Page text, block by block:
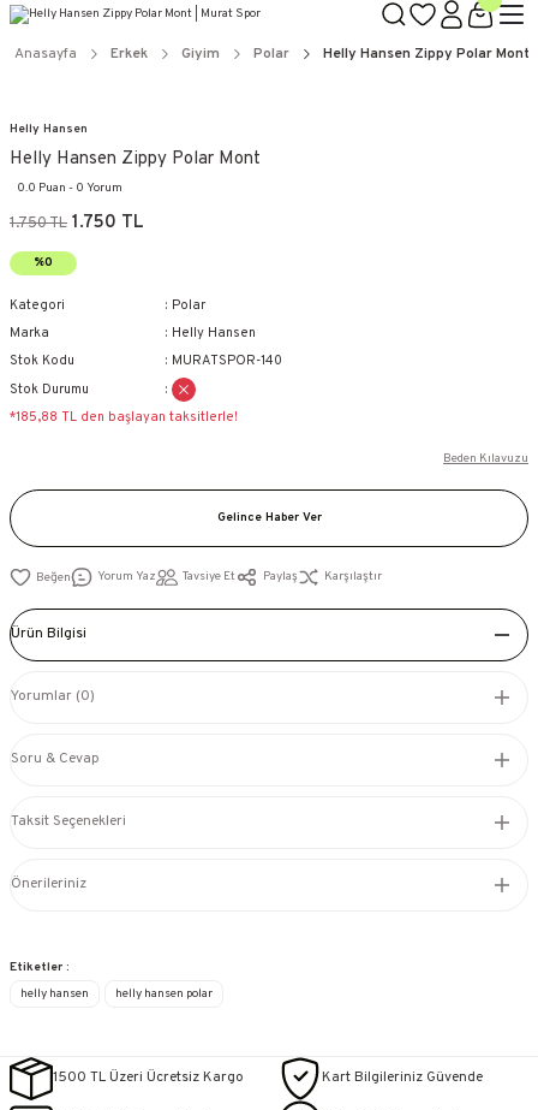
Anasayfa Erkek Giyim Polar Helly Hansen Zippy Polar Mont
Helly Hansen
Helly Hansen Zippy Polar Mont
0.0 Puan - 0 Yorum
1.750 TL 1.750 TL
%0
Kategori
Polar
Marka
Helly Hansen
Stok Kodu
MURATSPOR-140
Stok Durumu
*185,88 TL den başlayan taksitlerle!
Beden Kılavuzu
Gelince Haber Ver
Yorum Yaz Tavsiye Et Paylaş Karşılaştır
Ürün Bilgisi
Yorumlar (0)
Soru & Cevap
Taksit Seçenekleri
Önerileriniz
Etiketler :
helly hansen
helly hansen polar
1500 TL Üzeri Ücretsiz Kargo Kart Bilgileriniz Güvende